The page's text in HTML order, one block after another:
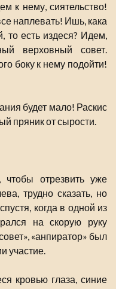
к нему, сиятельство!
наплевать! Ишь, кака
то есть издеся? Идем,
верховный совет.
боку к нему подойти!
будет мало! Раскис
пряник от сырости.
отрезвить уже
трудно сказать, но
когда в одной из
на скорую руку
«анпиратор» был
участие.
кровью глаза, синие